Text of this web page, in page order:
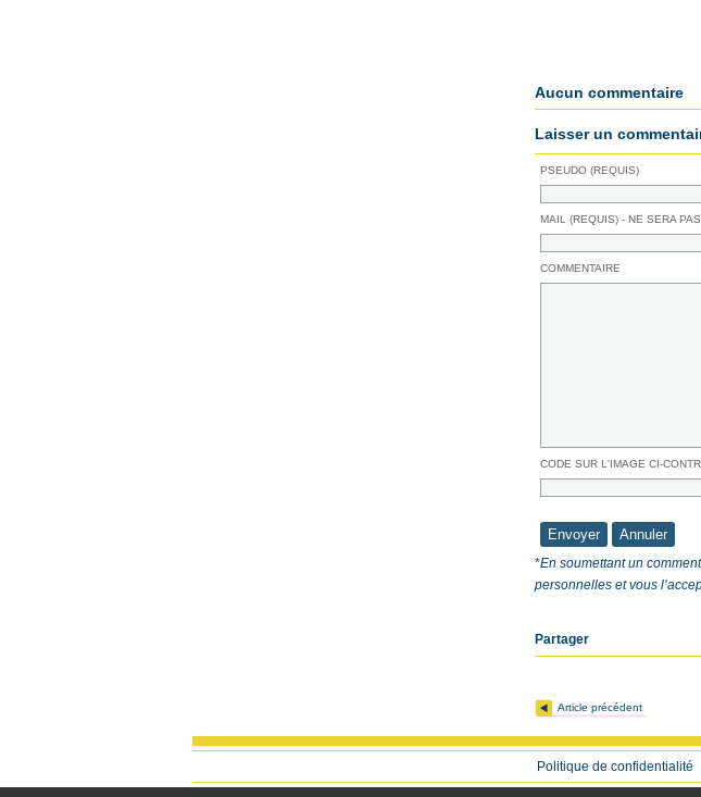
Aucun commentaire
Laisser un
PSEUDO (REQUIS)
MAIL (REQUIS) - NE SERA
COMMENTAIRE
CODE SUR L'IMAGE CI-
*En soumettant un
personnelles et vous
Partager
Article précédent
Politique de confidentialité